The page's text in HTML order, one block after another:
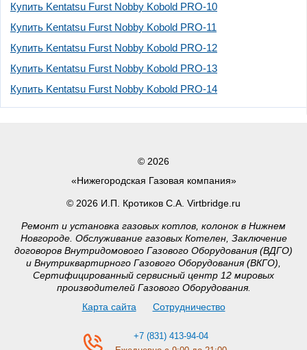
Купить Kentatsu Furst Nobby Kobold PRO-10
Купить Kentatsu Furst Nobby Kobold PRO-11
Купить Kentatsu Furst Nobby Kobold PRO-12
Купить Kentatsu Furst Nobby Kobold PRO-13
Купить Kentatsu Furst Nobby Kobold PRO-14
© 2026
«Нижегородская Газовая компания»
© 2026 И.П. Кротиков С.А. Virtbridge.ru
Ремонт и установка газовых котлов, колонок в Нижнем
Новгороде. Обслуживание газовых Котелен, Заключение
договоров Внутридомового Газового Оборудования (ВДГО)
и Внутриквартирного Газового Оборудования (ВКГО),
Сертифицированный сервисный центр 12 мировых
производителей Газового Оборудования.
Карта сайта
Сотрудничество
+7 (831) 413-94-04